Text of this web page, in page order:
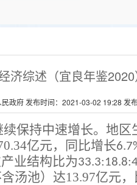
济综述（宜良年鉴2020
政府 发布时间：2021-03-02 19:28 发
续保持中速增长。地区
亿元，同比增长
业结构比为
汤池）达13.97亿元